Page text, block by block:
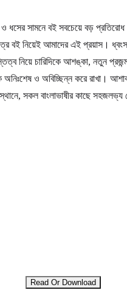
সামনে বই সবচেয়ে বড়
বই নিয়েই আমাদের এই প্রয়াস।
নিয়ে চারিদিকে আশঙ্কা, নতুন
ও অবিচ্ছিন্ন করে রাখা।
সকল বাংলাভাষীর কাছে
Read Or Download